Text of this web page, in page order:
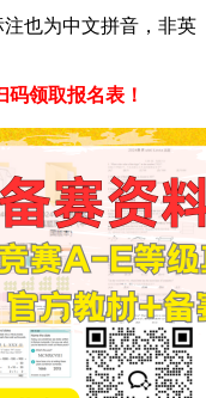
也为中文拼音，非英
领取报名表！